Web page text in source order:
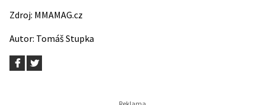
Zdroj: MMAMAG.cz
Autor: Tomáš Stupka